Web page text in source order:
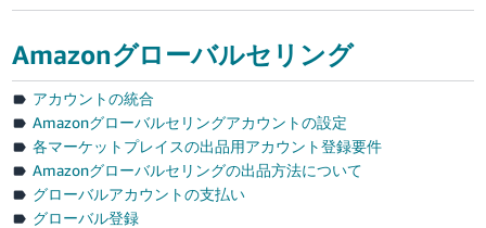
Amazonグローバルセリング
アカウントの統合
Amazonグローバルセリングアカウントの設定
各マーケットプレイスの出品用アカウント登録要件
Amazonグローバルセリングの出品方法について
グローバルアカウントの支払い
グローバル登録